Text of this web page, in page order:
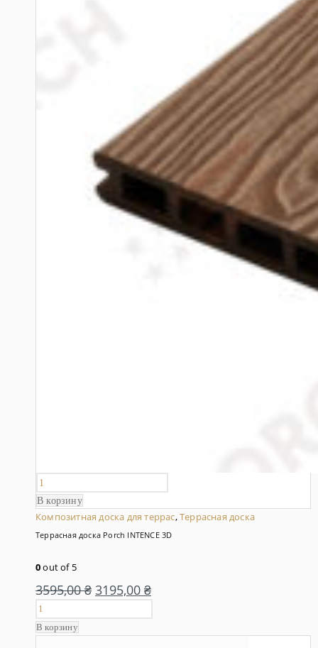
В корзину
Композитная доска для террас,Террасная доска
Террасная доска Porch INTENCE 3D
0out of 5
3595,00₴ 3195,00 ₴
В корзину